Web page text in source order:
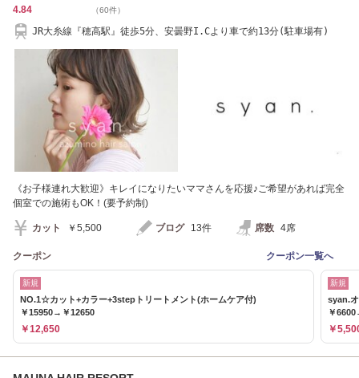
4.84 （60件）
JR大糸線『穂高駅』徒歩5分、安曇野I.Cより車で約13分(駐車場有)
《お子様連れ大歓迎》キレイになりたいママさんを応援♪ご希望があれば完全
個室での施術もOK！(要予約制)
カット ￥5,500 ブログ 13件 席数 4席
クーポン クーポン一覧へ
新規
NO.1☆カット+カラー+3stepトリートメント(ホームケア付)
￥15950→￥12650
￥12,650
新規
syan.
￥
￥